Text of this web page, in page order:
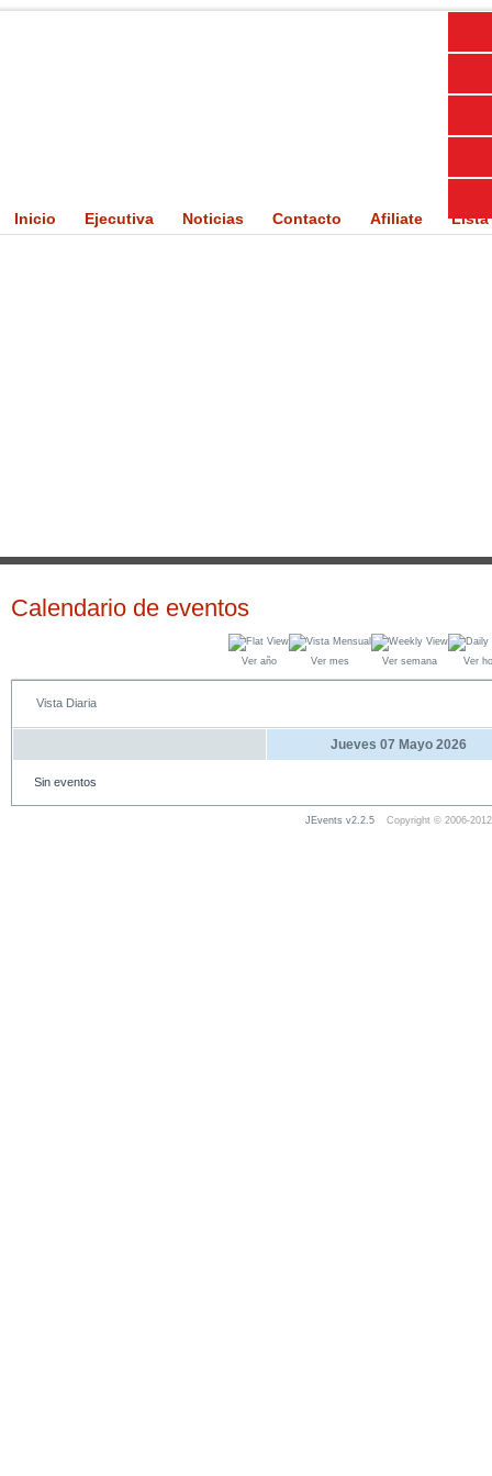
Inicio Ejecutiva Noticias Contacto Afiliate Lista
Calendario de eventos
Ver año Ver mes Ver semana Ver
Vista Diaria
Jueves 07 Mayo 2026
Sin eventos
JEvents v2.2.5 Copyright © 2006-2012